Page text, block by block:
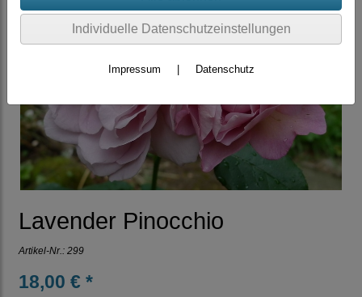
Lavender Pinocchio
Artikel-Nr.: 299
18,00 € *
Individuelle Datenschutzeinstellungen
Impressum Datenschutz